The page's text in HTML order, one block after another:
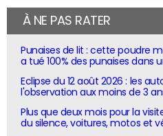
À NE PAS RATER
Punaises de lit : cette poudre
a tué 100% des punaises dans
Eclipse du 12 août 2026 : les
l'observation aux moins de 3
Plus que deux mois pour la
du silence, voitures, motos et